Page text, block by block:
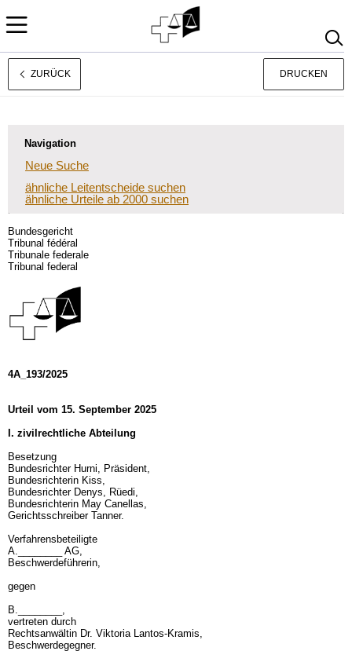
Rechtsprechung
ZURÜCK DRUCKEN
Navigation
Neue Suche
ähnliche Leitentscheide suchen
ähnliche Urteile ab 2000 suchen
Bundesgericht
Tribunal fédéral
Tribunale federale
Tribunal federal
4A_193/2025
Urteil vom 15. September 2025
I. zivilrechtliche Abteilung
Besetzung
Bundesrichter Hurni, Präsident,
Bundesrichterin Kiss,
Bundesrichter Denys, Rüedi,
Bundesrichterin May Canellas,
Gerichtsschreiber Tanner.
Verfahrensbeteiligte
A.________ AG,
Beschwerdeführerin,
gegen
B.________,
vertreten durch
Rechtsanwältin Dr. Viktoria Lantos-Kramis,
Beschwerdegegner.